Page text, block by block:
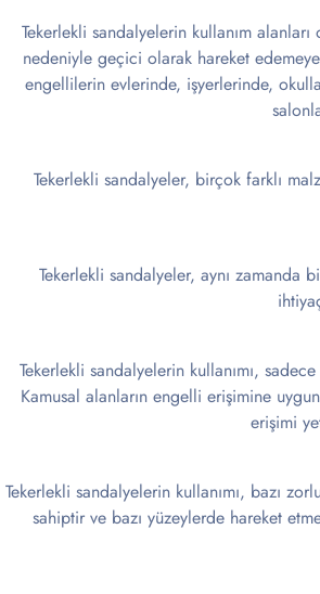
Tekerlekli sandalyelerin kullanım
nedeniyle geçici olarak hareket
engellilerin evlerinde, işyerlerinde,
Tekerlekli sandalyeler, birçok farklı
Tekerlekli sandalyeler, aynı zamanda
Tekerlekli sandalyelerin kullanımı,
Kamusal alanların engelli erişimine
erişimi
Tekerlekli sandalyelerin kullanımı, bazı
sahiptir ve bazı yüzeylerde hareket